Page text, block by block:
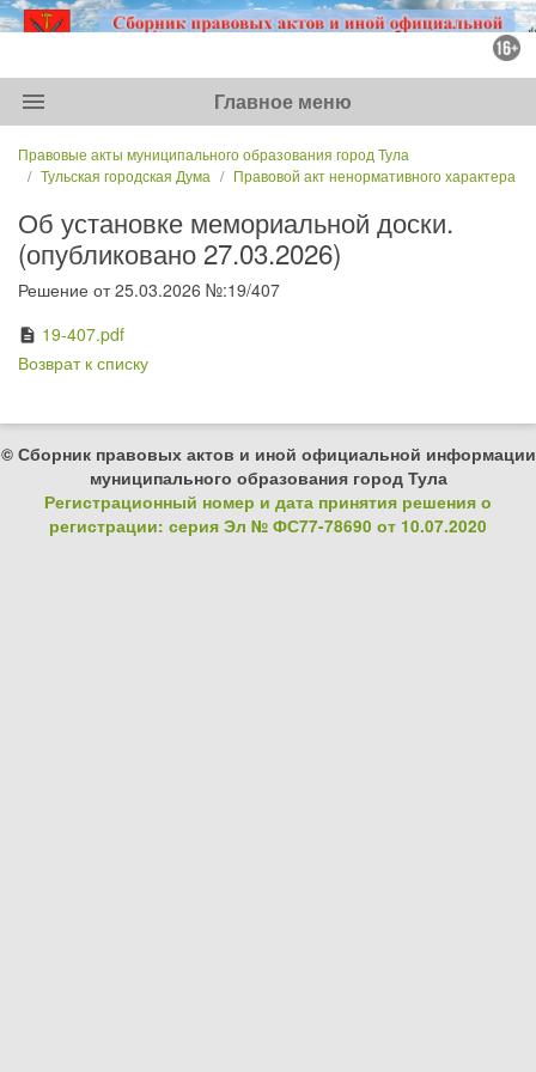
menu Главное меню
Правовые акты муниципального образования город Тула
Тульская городская Дума
Правовой акт ненормативного характера
Об установке мемориальной доски.
(опубликовано 27.03.2026)
Решение от 25.03.2026 №:19/407
description 19-407.pdf
Возврат к списку
© Сборник правовых актов и иной официальной информации
муниципального образования город Тула
Регистрационный номер и дата принятия решения о
регистрации: серия Эл № ФС77-78690 от 10.07.2020